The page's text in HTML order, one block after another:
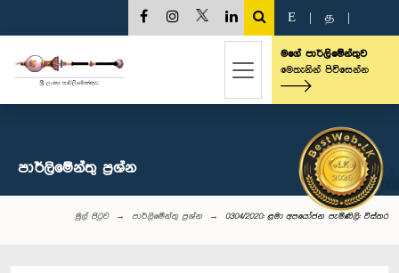
E த
මගේ පාර්ලිමේන්තුව
මෙතැනින් පිවිසෙන්න
පාර්ලි‌මේන්තු‌ ප්‍රශ්න
මුල් පිටුව පාර්ලි‌මේන්තු‌ ප්‍රශ්න 0304/2020: ළමා අපයෝජන පැමිණිලි: විස්තර